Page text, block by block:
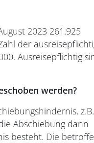
2023 261.925
der
Ausreisepflichtig
werden?
Abschiebung dann
besteht. Die